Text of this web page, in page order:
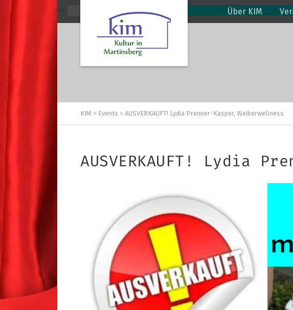
Über KIM
KIM > Events > AUSVERKAUFT! Lydia Prenner-Kasper, Weiberwellness
AUSVERKAUFT! Lydia